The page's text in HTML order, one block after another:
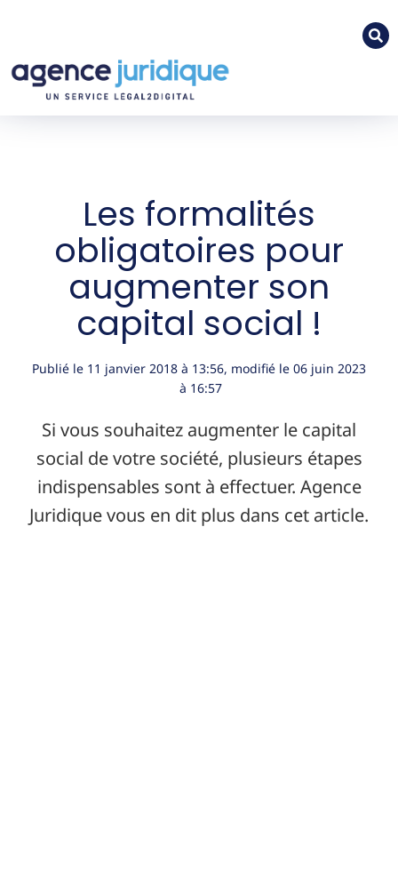
Les formalités
obligatoires pour
augmenter son
capital social !
Publié le 11 janvier 2018 à 13:56, modifié le 06 juin 2023
à 16:57
Si vous souhaitez augmenter le capital
social de votre société, plusieurs étapes
indispensables sont à effectuer. Agence
Juridique vous en dit plus dans cet article.